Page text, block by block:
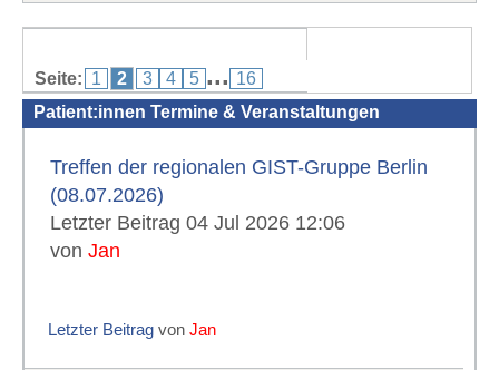
Seite: 1 2 3 4 5 ... 16
Patient:innen Termine & Veranstaltungen
Treffen der regionalen GIST-Gruppe Berlin
(08.07.2026)
Letzter Beitrag 04 Jul 2026 12:06
vonJan
Letzter Beitrag vonJan